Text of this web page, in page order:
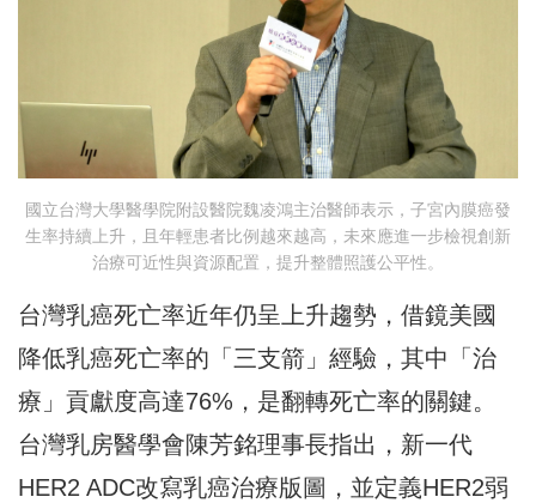
國立台灣大學醫學院附設醫院魏凌鴻主治醫師表示，子宮內膜癌發
生率持續上升，且年輕患者比例越來越高，未來應進一步檢視創新
治療可近性與資源配置，提升整體照護公平性。
台灣乳癌死亡率近年仍呈上升趨勢，借鏡美國
降低乳癌死亡率的「三支箭」經驗，其中「治
療」貢獻度高達76%，是翻轉死亡率的關鍵。
台灣乳房醫學會陳芳銘理事長指出，新一代
HER2 ADC改寫乳癌治療版圖，並定義HER2弱